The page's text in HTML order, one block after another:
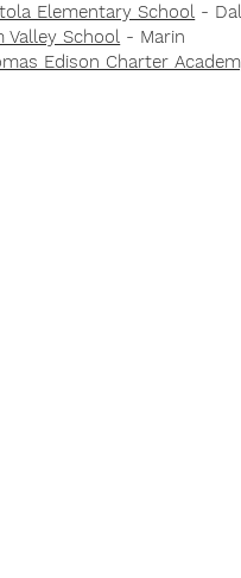
Elementary School -
Valley School - Marin
Edison Charter